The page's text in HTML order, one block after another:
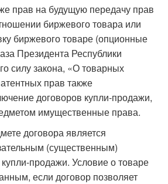
прав на будущую передачу прав
биржевого товара или
биржевого товаре (опционные
Президента Республики
силу закона, «О товарных
прав также
договоров купли-продажи,
имущественные права.
договора является
(существенным)
продажи. Условие о товаре
если договор позволяет